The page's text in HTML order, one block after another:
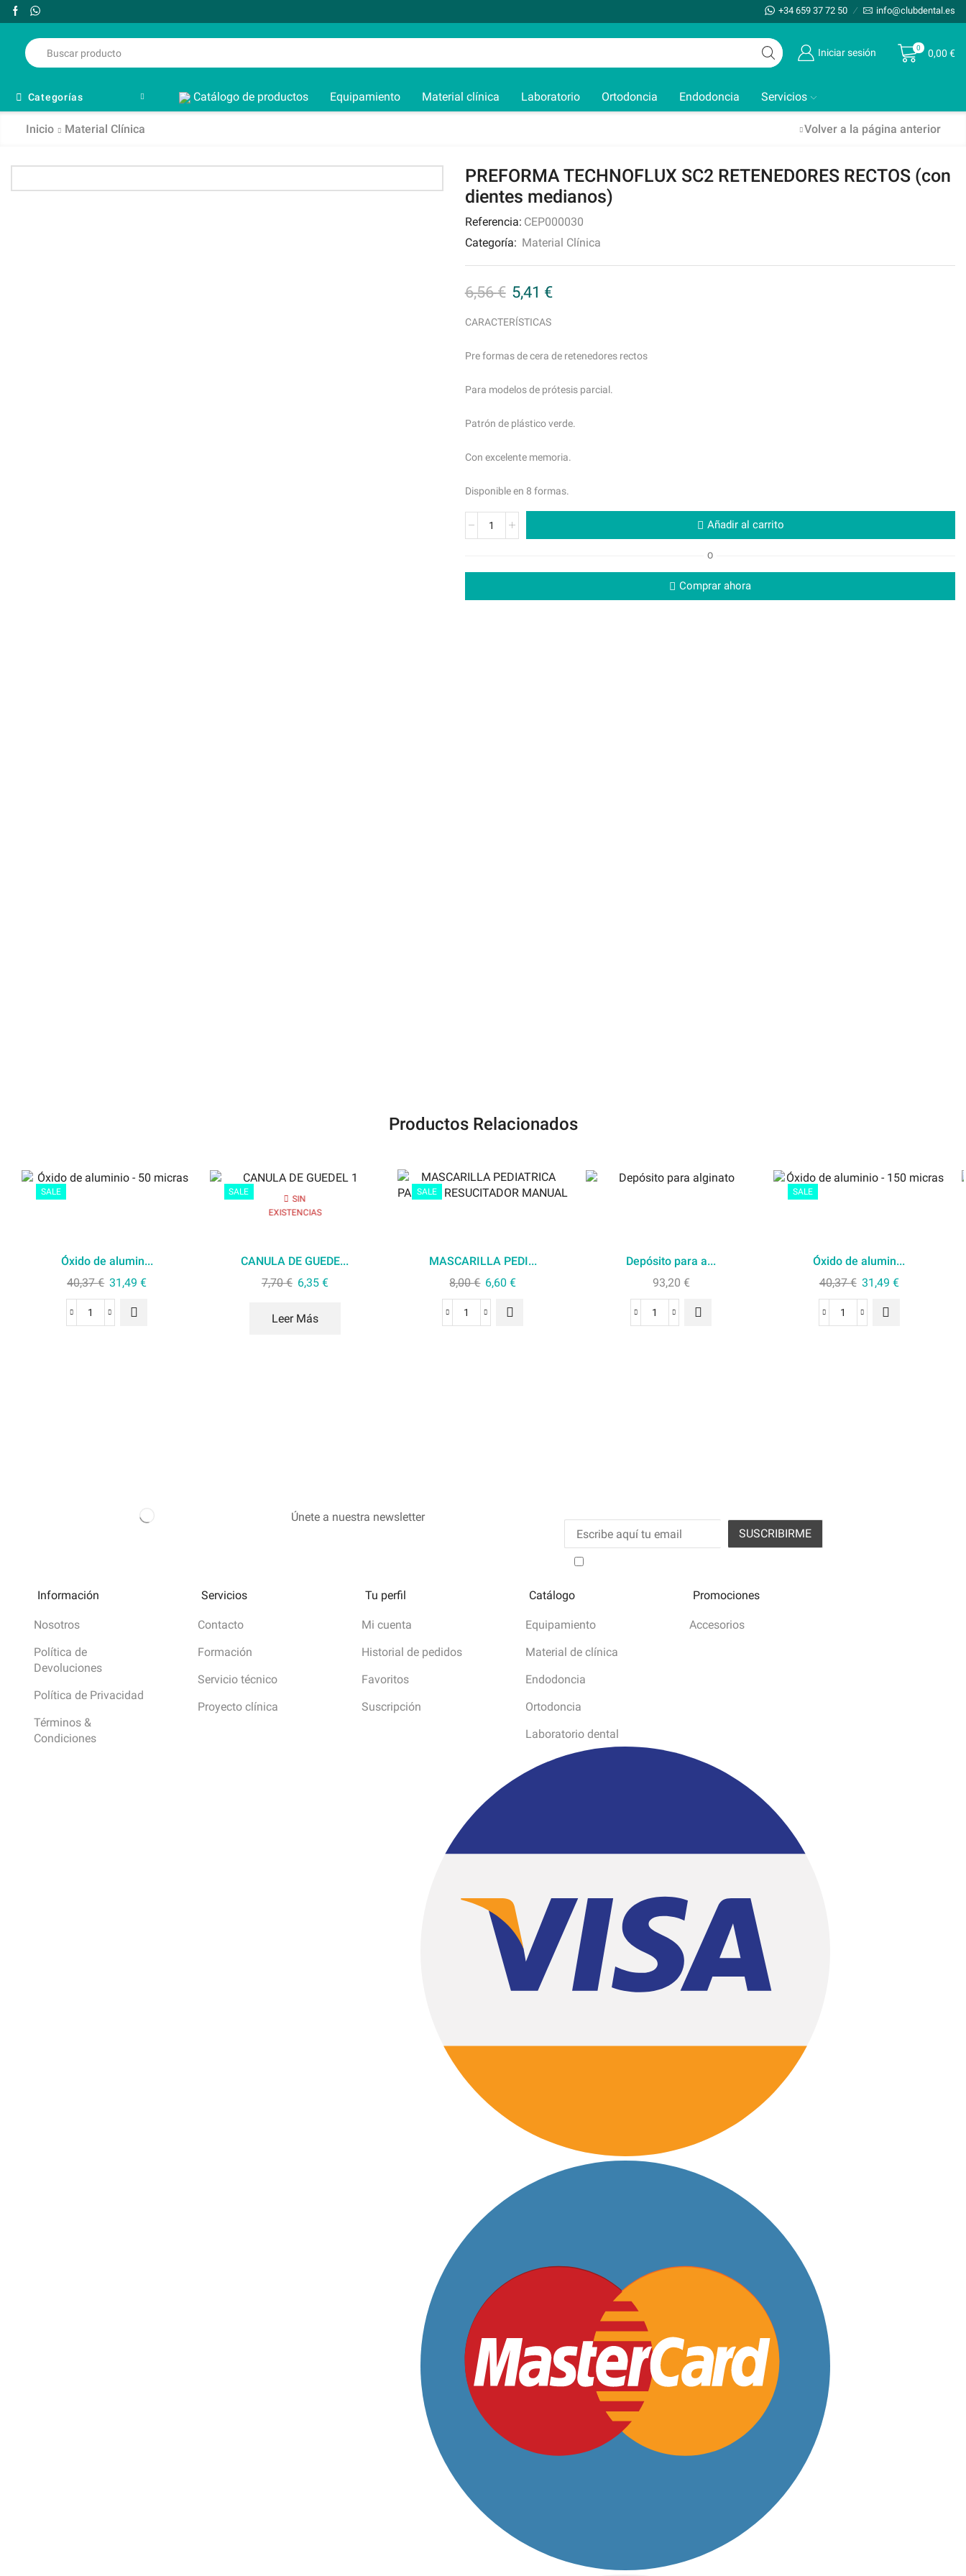
+34 659 37 72 50 info@clubdental.es
Iniciar sesión 0 0,00 €
Categorías Catálogo de productos Equipamiento Material clínica Laboratorio Ortodoncia Endodoncia Servicios
Inicio Material Clínica Volver a la página anterior
PREFORMA TECHNOFLUX SC2 RETENEDORES RECTOS (con
dientes medianos)
Referencia: CEP000030
Categoría: Material Clínica
6,56€ 5,41 €
CARACTERÍSTICAS
Pre formas de cera de retenedores rectos
Para modelos de prótesis parcial.
Patrón de plástico verde.
Con excelente memoria.
Disponible en 8 formas.
Añadir al carrito
O
Comprar ahora
Productos Relacionados
SALE
Óxido de alumin...
40,37€ 31,49€
SALE
SIN
EXISTENCIAS
CANULA DE GUEDE...
7,70€ 6,35 €
Leer Más
SALE
MASCARILLA PEDI...
8,00€ 6,60€
Depósito para a...
93,20 €
SALE
Óxido de alumin...
40,37€ 31,49 €
Únete a nuestra newsletter
Información
Nosotros
Política de
Devoluciones
Política de Privacidad
Términos &
Condiciones
Servicios
Contacto
Formación
Servicio técnico
Proyecto clínica
Tu perfil
Mi cuenta
Historial de pedidos
Favoritos
Suscripción
Catálogo
Equipamiento
Material de clínica
Endodoncia
Ortodoncia
Laboratorio dental
Promociones
Accesorios